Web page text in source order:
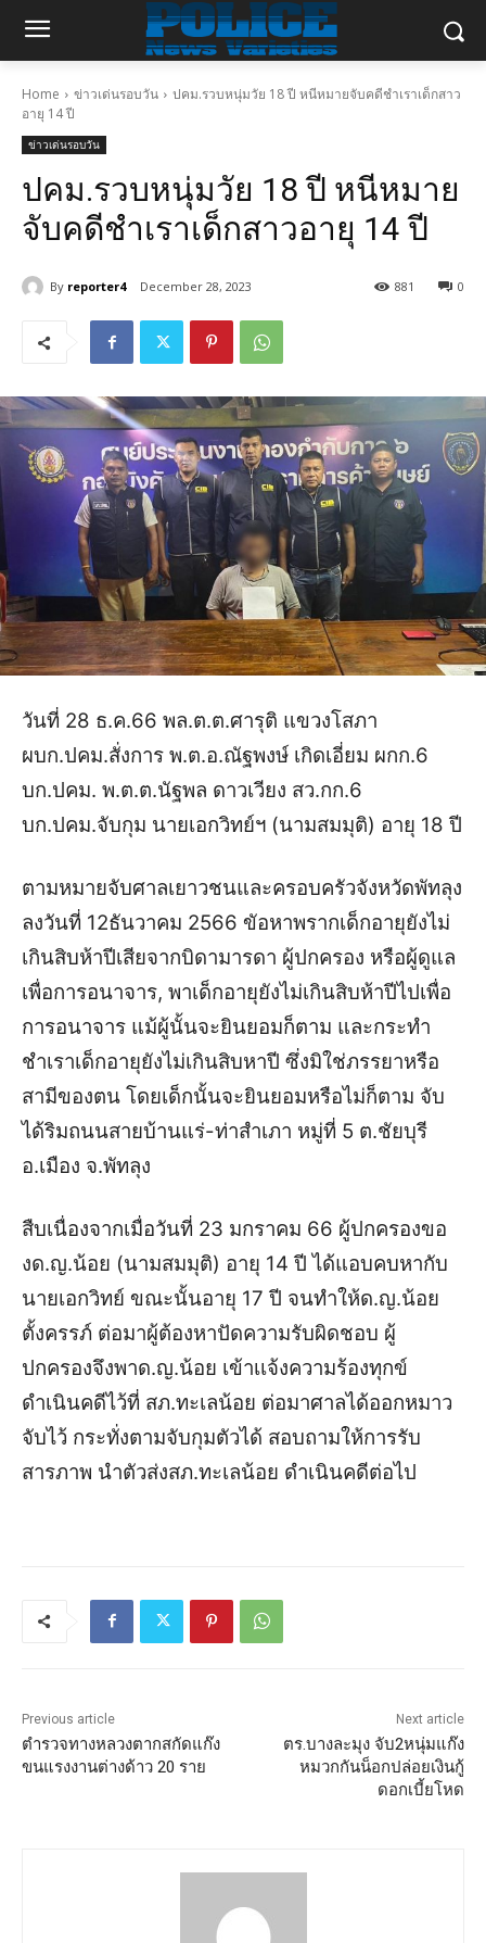
Home ข่าวเด่นรอบวัน
ปคม.รวบหนุ่มวัย 18 ปี หนีหมายจับคดีชำเราเด็กสาว
อายุ 14 ปี
ข่าวเด่นรอบวัน
ปคม.รวบหนุ่มวัย 18 ปี หนีหมาย
จับคดีชำเราเด็กสาวอายุ 14 ปี
By reporter4 December 28, 2023 0
881
วันที่ 28 ธ.ค.66 พล.ต.ต.ศารุติ แขวงโสภา
ผบก.ปคม.สั่งการ พ.ต.อ.ณัฐพงษ์ เกิดเอี่ยม ผกก.6
บก.ปคม. พ.ต.ต.นัฐพล ดาวเวียง สว.กก.6
บก.ปคม.จับกุม นายเอกวิทย์ฯ (นามสมมุติ) อายุ 18 ปี
ตามหมายจับศาลเยาวชนและครอบครัวจังหวัดพัทลุง
ลงวันที่ 12ธันวาคม 2566 ขัอหาพรากเด็กอายุยังไม่
เกินสิบห้าปีเสียจากบิดามารดา ผู้ปกครอง หรือผู้ดูแล
เพื่อการอนาจาร, พาเด็กอายุยังไม่เกินสิบห้าปีไปเพื่อ
การอนาจาร แม้ผู้นั้นจะยินยอมก็ตาม และกระทำ
ชำเราเด็กอายุยังไม่เกินสิบหาปี ซึ่งมิใช่ภรรยาหรือ
สามีของตน โดยเด็กนั้นจะยินยอมหรือไม่ก็ตาม จับ
ได้ริมถนนสายบ้านแร่-ท่าสำเภา หมู่ที่ 5 ต.ชัยบุรี
อ.เมือง จ.พัทลุง
สืบเนื่องจากเมื่อวันที่ 23 มกราคม 66 ผู้ปกครองขอ
งด.ญ.น้อย (นามสมมุติ) อายุ 14 ปี ได้แอบคบหากับ
นายเอกวิทย์ ขณะนั้นอายุ 17 ปี จนทำให้ด.ญ.น้อย
ตั้งครรภ์ ต่อมาผู้ต้องหาปัดความรับผิดชอบ ผู้
ปกครองจึงพาด.ญ.น้อย เข้าเเจ้งความร้องทุกข์
ดำเนินคดีไว้ที่ สภ.ทะเลน้อย ต่อมาศาลได้ออกหมาว
จับไว้ กระทั่งตามจับกุมตัวได้ สอบถามให้การรับ
สารภาพ นำตัวส่งสภ.ทะเลน้อย ดำเนินคดีต่อไป
Previous article
ตำรวจทางหลวงตากสกัดแก๊ง
ขนแรงงานต่างด้าว 20 ราย
Next article
ตร.บางละมุง จับ2หนุ่มแก๊ง
หมวกกันน็อกปล่อยเงินกู้
ดอกเบี้ยโหด